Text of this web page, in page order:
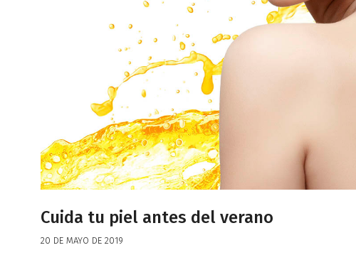
Cuida tu piel antes del verano
20 DE MAYO DE 2019